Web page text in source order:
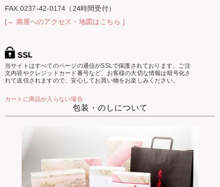
FAX.0237-42-0174（24時間受付）
[→ 壽屋へのアクセス・地図はこちら ]
当サイトはすべてのページの通信がSSLで保護されております。ご注
文内容やクレジットカード番号など、お客様の大切な情報は暗号化さ
れて送信されますので、安心してお買い物をお楽しみください。
カートに商品が入らない場合
包装・のしについて